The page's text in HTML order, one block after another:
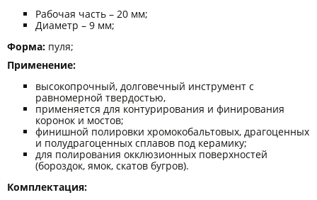
Рабочая часть – 20 мм;
Диаметр – 9 мм;
Форма: пуля;
Применение:
высокопрочный, долговечный инструмент с
равномерной твердостью,
применяется для контурирования и финирования
коронок и мостов;
финишной полировки хромокобальтовых, драгоценных
и полудрагоценных сплавов под керамику;
для полирования окклюзионных поверхностей
(бороздок, ямок, скатов бугров).
Комплектация: